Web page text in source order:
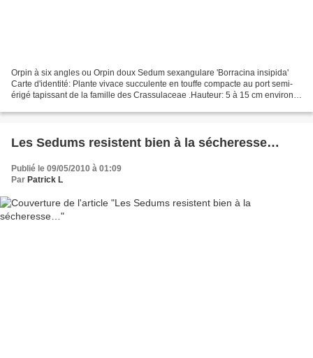
Orpin à six angles ou Orpin doux Sedum sexangulare 'Borracina insipida'
Carte d'identité: Plante vivace succulente en touffe compacte au port semi-
érigé tapissant de la famille des Crassulaceae .Hauteur: 5 à 15 cm environ
Les Sedums resistent bien à la sécheresse…
Publié le 09/05/2010 à 01:09
Par Patrick L